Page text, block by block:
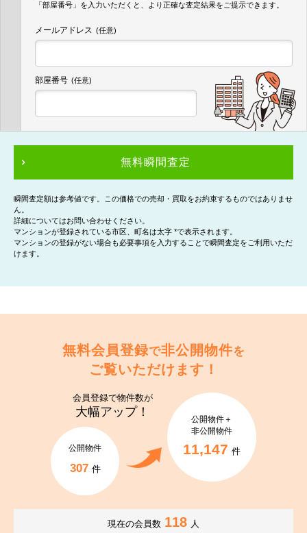
「部屋番号」を入力いただくと、より正確な査定結果をご提示できます。
メールアドレス (任意)
部屋番号 (任意)
無料瞬間査定
瞬間査定額は参考値です。この価格での売却・買取をお約束するものではありませ
ん。
詳細についてはお問い合わせください。
マンションが登録されている市区、町名は太字 *で表示されます。
マンションの登録がない場合も必要事項を入力することで瞬間査定をご利用いただ
けます。
無料会員登録で非公開物件を
ご覧いただけます！
会員登録で物件数が
大幅アップ！
公開物件
307 件
公開物件＋
非公開物件
11,147 件
現在の会員数 118 人